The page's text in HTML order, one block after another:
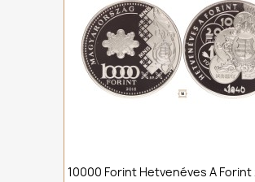
10000 Forint Hetvenéves A Forint